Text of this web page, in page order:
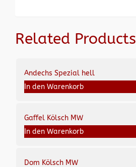
Related Products
Andechs Spezial hell
In den Warenkorb
Gaffel Kölsch MW
In den Warenkorb
Dom Kölsch MW